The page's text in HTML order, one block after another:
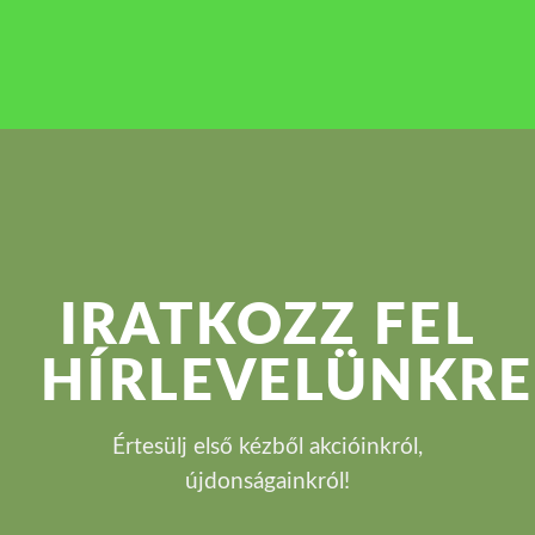
IRATKOZZ FEL
Értesülj első kézből akcióinkról,
újdonságainkról!